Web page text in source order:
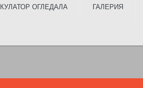
ОГЛЕДАЛА ГАЛЕРИЯ